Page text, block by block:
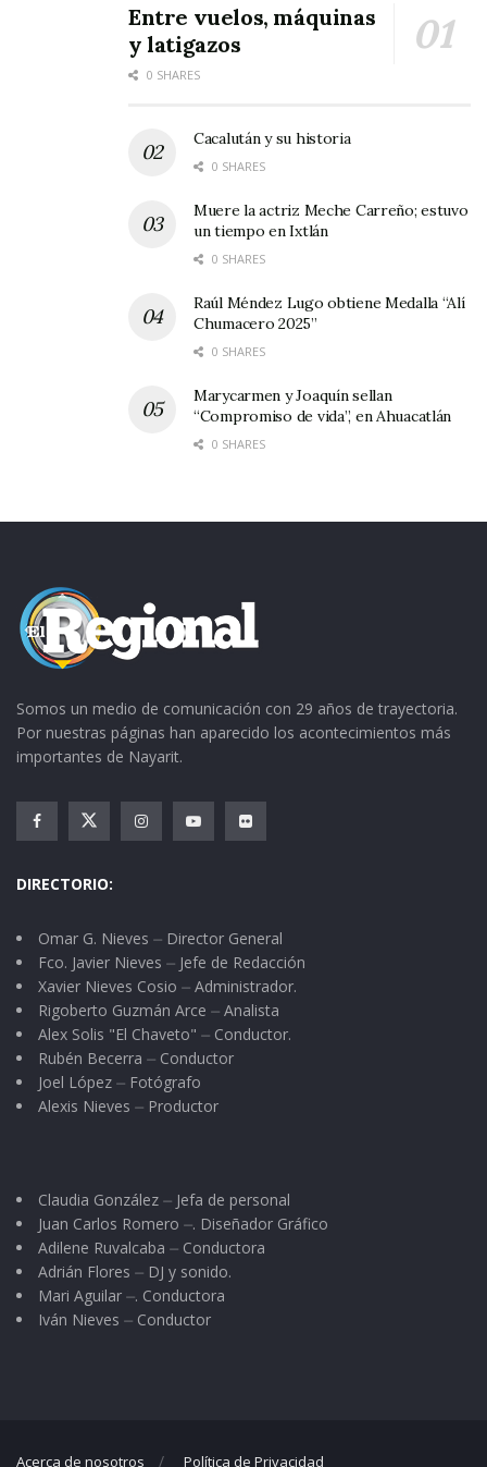
Entre vuelos, máquinas
y latigazos
0 SHARES
Cacalután y su historia
0 SHARES
Muere la actriz Meche Carreño; estuvo
un tiempo en Ixtlán
0 SHARES
Raúl Méndez Lugo obtiene Medalla “Alí
Chumacero 2025”
0 SHARES
Marycarmen y Joaquín sellan
“Compromiso de vida”, en Ahuacatlán
0 SHARES
Somos un medio de comunicación con 29 años de trayectoria.
Por nuestras páginas han aparecido los acontecimientos más
importantes de Nayarit.
DIRECTORIO:
Omar G. Nieves ⏤ Director General
Fco. Javier Nieves ⏤ Jefe de Redacción
Xavier Nieves Cosio ⏤ Administrador.
Rigoberto Guzmán Arce ⏤ Analista
Alex Solis "El Chaveto" ⏤ Conductor.
Rubén Becerra ⏤ Conductor
Joel López ⏤ Fotógrafo
Alexis Nieves ⏤ Productor
Claudia González ⏤ Jefa de personal
Juan Carlos Romero ⏤. Diseñador Gráfico
Adilene Ruvalcaba ⏤ Conductora
Adrián Flores ⏤ DJ y sonido.
Mari Aguilar ⏤. Conductora
Iván Nieves ⏤ Conductor
Acerca de nosotros Política de Privacidad